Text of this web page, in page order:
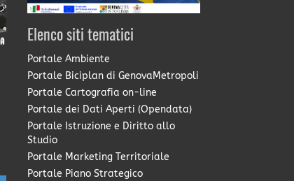
Elenco siti tematici
Portale Ambiente
Portale Biciplan di GenovaMetropoli
Portale Cartografia on-line
Portale dei Dati Aperti (Opendata)
Portale Istruzione e Diritto allo
Studio
Portale Marketing Territoriale
Portale Piano Strategico